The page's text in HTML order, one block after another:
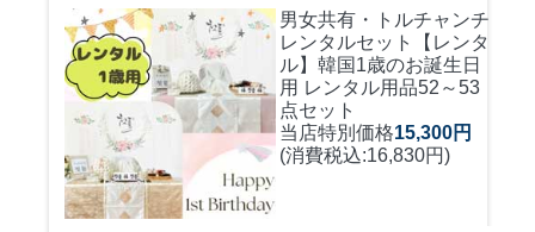
男女共有・トルチャンチ
レンタルセット
【レンタ
ル】韓国1歳のお誕生日
用 レンタル用品52～53
点セット
当店特別価格15,300円
(消費税込:16,830円)